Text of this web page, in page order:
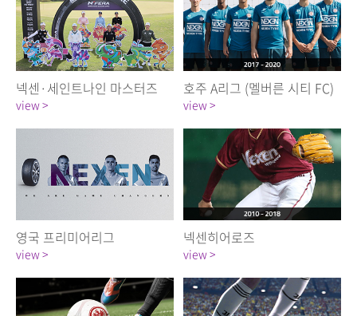
넥센·세인트나인 마스터즈
view >
호주 A리그 (멜버른 시티 FC)
view >
영국 프리미어리그
view >
넥센히어로즈
view >